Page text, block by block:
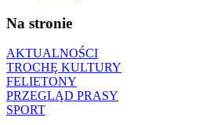
Na stronie
AKTUALNOŚCI
TROCHĘ KULTURY
FELIETONY
PRZEGLĄD PRASY
SPORT